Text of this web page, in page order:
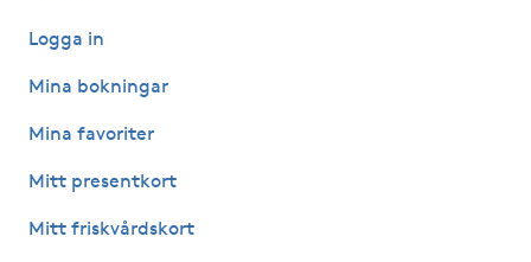
Katun fransar
Kemisk peeling
Kinesiologi
Logga in
Mina bokningar
Mina favoriter
Mitt presentkort
Mitt friskvårdskort